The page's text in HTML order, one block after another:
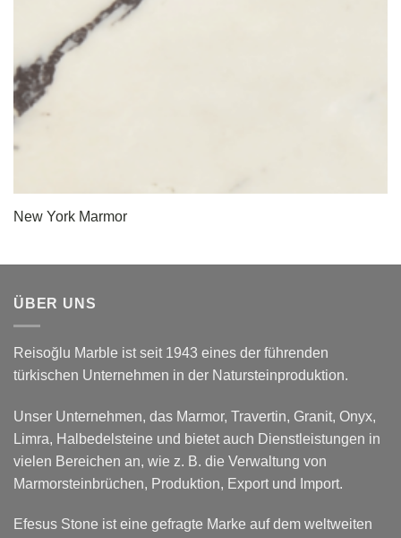
New York Marmor
ÜBER UNS
Reisoğlu Marble ist seit 1943 eines der führenden
türkischen Unternehmen in der Natursteinproduktion.
Unser Unternehmen, das Marmor, Travertin, Granit, Onyx,
Limra, Halbedelsteine und bietet auch Dienstleistungen in
vielen Bereichen an, wie z. B. die Verwaltung von
Marmorsteinbrüchen, Produktion, Export und Import.
Efesus Stone ist eine gefragte Marke auf dem weltweiten